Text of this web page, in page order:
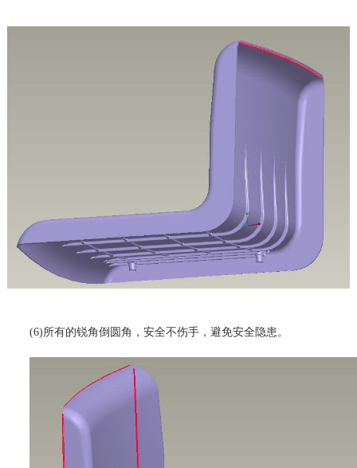
(6)所有的锐角倒圆角，安全不伤手，避免安全隐患。